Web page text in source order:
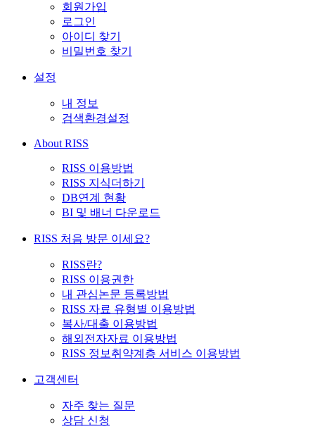
회원가입
로그인
아이디 찾기
비밀번호 찾기
설정
내 정보
검색환경설정
About RISS
RISS 이용방법
RISS 지식더하기
DB연계 현황
BI 및 배너 다운로드
RISS 처음 방문 이세요?
RISS란?
RISS 이용권한
내 관심논문 등록방법
RISS 자료 유형별 이용방법
복사/대출 이용방법
해외전자자료 이용방법
RISS 정보취약계층 서비스 이용방법
고객센터
자주 찾는 질문
상담 신청